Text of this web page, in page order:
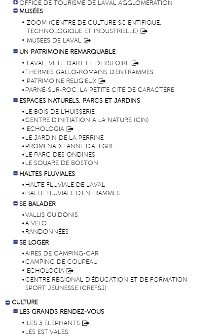
OFFICE DE TOURISME DE LAVAL AGGLOMÉRATION
MUSÉES
ZOOM (CENTRE DE CULTURE SCIENTIFIQUE,
TECHNOLOGIQUE ET INDUSTRIELLE)
MUSÉES DE LAVAL
UN PATRIMOINE REMARQUABLE
LAVAL, VILLE D'ART ET D'HISTOIRE
THERMES GALLO-ROMAINS D'ENTRAMMES
PATRIMOINE RELIGIEUX
PARNÉ-SUR-ROC, LA PETITE CITÉ DE CARACTÈRE
ESPACES NATURELS, PARCS ET JARDINS
LE BOIS DE L'HUISSERIE
CENTRE D'INITIATION À LA NATURE (CIN)
ECHOLOGIA
LE JARDIN DE LA PERRINE
PROMENADE ANNE D'ALÈGRE
LE PARC DES ONDINES
LE SQUARE DE BOSTON
HALTES FLUVIALES
HALTE FLUVIALE DE LAVAL
HALTE FLUVIALE D'ENTRAMMES
SE BALADER
VALLIS GUIDONIS
À VÉLO
RANDONNÉES
SE LOGER
AIRES DE CAMPING-CAR
CAMPING DE COUPEAU
ECHOLOGIA
CENTRE RÉGIONAL D'ÉDUCATION ET DE FORMATION
SPORT JEUNESSE (CREFSJ)
CULTURE
LES GRANDS RENDEZ-VOUS
LES 3 ÉLÉPHANTS
LES ESTIVALES